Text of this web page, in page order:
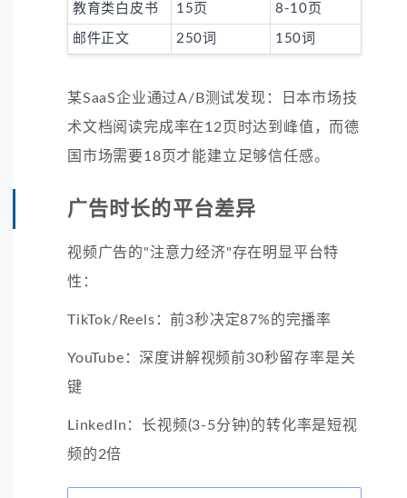
教育类白皮书 15页 8-10页
邮件正文 250词 150词
某SaaS企业通过A/B测试发现：日本市场技
术文档阅读完成率在12页时达到峰值，而德
国市场需要18页才能建立足够信任感。
广告时长的平台差异
视频广告的"注意力经济"存在明显平台特
性：
TikTok/Reels：前3秒决定87%的完播率
YouTube：深度讲解视频前30秒留存率是关
键
LinkedIn：长视频(3-5分钟)的转化率是短视
频的2倍